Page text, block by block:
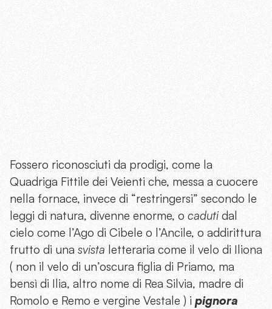
Fossero riconosciuti da prodigi, come la
Quadriga Fittile dei Veienti che, messa a cuocere
nella fornace, invece di “restringersi” secondo le
leggi di natura, divenne enorme, o cadutidal
cielo come l’Ago di Cibele o l’Ancile, o addirittura
frutto di una svista letteraria come il velo di Iliona
( non il velo di un’oscura figlia di Priamo, ma
bensì di Ilia, altro nome di Rea Silvia, madre di
Romolo e Remo e vergine Vestale ) i pignora